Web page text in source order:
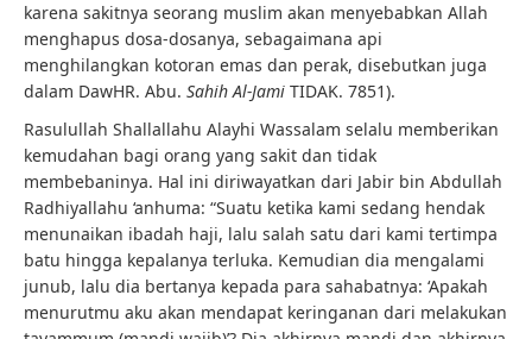
karena sakitnya seorang muslim akan menyebabkan Allah
menghapus dosa-dosanya, sebagaimana api
menghilangkan kotoran emas dan perak, disebutkan juga
dalam DawHR. Abu. Sahih Al-Jami TIDAK. 7851).
Rasulullah Shallallahu Alayhi Wassalam selalu memberikan
kemudahan bagi orang yang sakit dan tidak
membebaninya. Hal ini diriwayatkan dari Jabir bin Abdullah
Radhiyallahu ‘anhuma: “Suatu ketika kami sedang hendak
menunaikan ibadah haji, lalu salah satu dari kami tertimpa
batu hingga kepalanya terluka. Kemudian dia mengalami
junub, lalu dia bertanya kepada para sahabatnya: ‘Apakah
menurutmu aku akan mendapat keringanan dari melakukan